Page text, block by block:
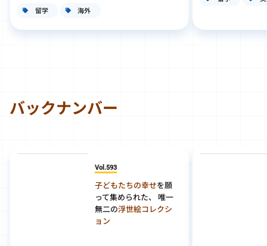
留学 海外
バックナンバー
Vol.593
子どもたちの幸せを願
って集められた、 唯一
無二の浮世絵コレクシ
ョン